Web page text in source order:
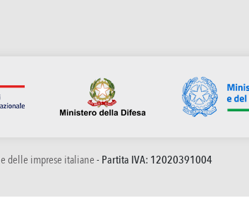
delle imprese italiane - Partita IVA: 12020391004